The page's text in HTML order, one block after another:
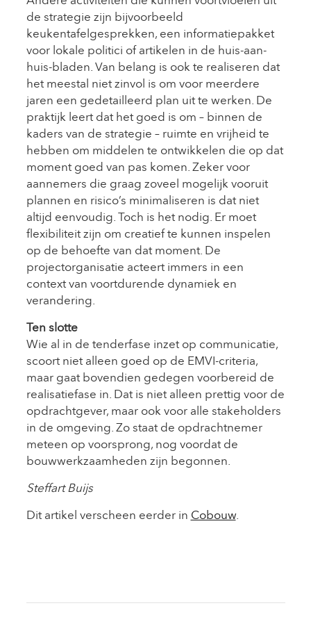
de strategie zijn bijvoorbeeld
keukentafelgesprekken, een informatiepakket
voor lokale politici of artikelen in de huis-aan-
huis-bladen. Van belang is ook te realiseren dat
het meestal niet zinvol is om voor meerdere
jaren een gedetailleerd plan uit te werken. De
praktijk leert dat het goed is om – binnen de
kaders van de strategie – ruimte en vrijheid te
hebben om middelen te ontwikkelen die op dat
moment goed van pas komen. Zeker voor
aannemers die graag zoveel mogelijk vooruit
plannen en risico’s minimaliseren is dat niet
altijd eenvoudig. Toch is het nodig. Er moet
flexibiliteit zijn om creatief te kunnen inspelen
op de behoefte van dat moment. De
projectorganisatie acteert immers in een
context van voortdurende dynamiek en
verandering.
Ten slotte
Wie al in de tenderfase inzet op communicatie,
scoort niet alleen goed op de EMVI-criteria,
maar gaat bovendien gedegen voorbereid de
realisatiefase in. Dat is niet alleen prettig voor de
opdrachtgever, maar ook voor alle stakeholders
in de omgeving. Zo staat de opdrachtnemer
meteen op voorsprong, nog voordat de
bouwwerkzaamheden zijn begonnen.
Steffart Buijs
Dit artikel verscheen eerder in Cobouw.